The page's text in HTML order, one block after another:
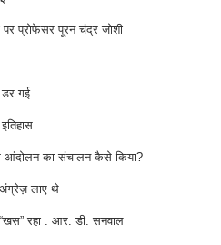
प्रोफेसर पूरन चंद्र जोशी
डर गई
आंदोलन का संचालन कैसे किया?
लाए थे
रहा : आर. डी. सनवाल